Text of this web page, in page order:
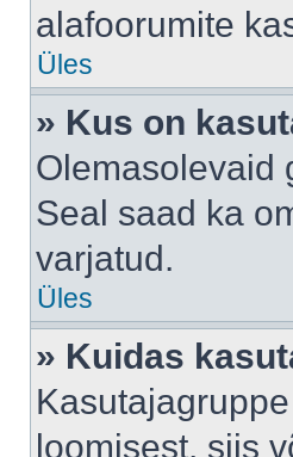
alafoorumite
Üles
» Kus on
Olemasolevaid
Seal saad ka
varjatud.
Üles
» Kuidas
loomisest, siis